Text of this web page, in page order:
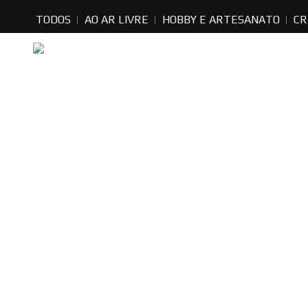
TODOS AO AR LIVRE HOBBY E ARTESANATO